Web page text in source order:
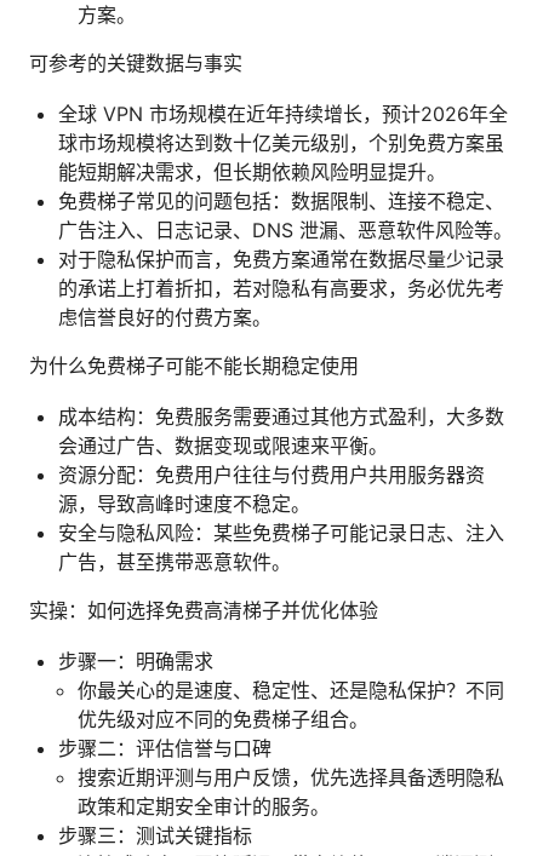
方案。
可参考的关键数据与事实
全球 VPN 市场规模在近年持续增长，预计2026年全
球市场规模将达到数十亿美元级别，个别免费方案虽
能短期解决需求，但长期依赖风险明显提升。
免费梯子常见的问题包括：数据限制、连接不稳定、
广告注入、日志记录、DNS 泄漏、恶意软件风险等。
对于隐私保护而言，免费方案通常在数据尽量少记录
的承诺上打着折扣，若对隐私有高要求，务必优先考
虑信誉良好的付费方案。
为什么免费梯子可能不能长期稳定使用
成本结构：免费服务需要通过其他方式盈利，大多数
会通过广告、数据变现或限速来平衡。
资源分配：免费用户往往与付费用户共用服务器资
源，导致高峰时速度不稳定。
安全与隐私风险：某些免费梯子可能记录日志、注入
广告，甚至携带恶意软件。
实操：如何选择免费高清梯子并优化体验
步骤一：明确需求
你最关心的是速度、稳定性、还是隐私保护？不同
优先级对应不同的免费梯子组合。
步骤二：评估信誉与口碑
搜索近期评测与用户反馈，优先选择具备透明隐私
政策和定期安全审计的服务。
步骤三：测试关键指标